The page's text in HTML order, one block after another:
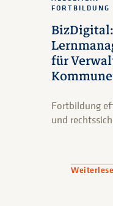
für
FORTBILDUNG
Fortbildung
und